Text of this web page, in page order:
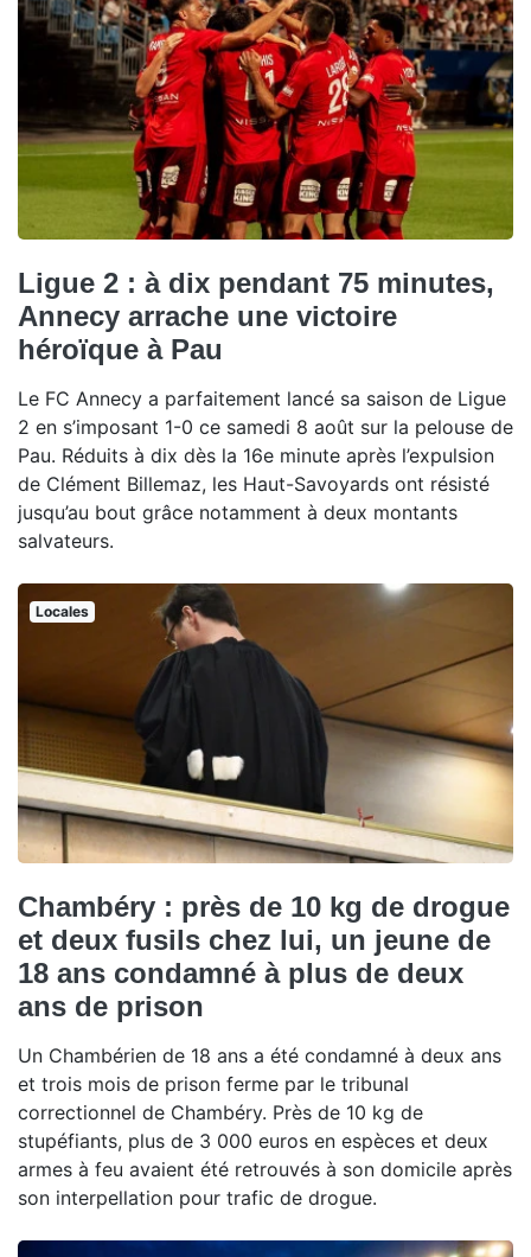
Ligue 2 : à dix pendant 75 minutes,
Annecy arrache une victoire
héroïque à Pau
Le FC Annecy a parfaitement lancé sa saison de Ligue
2 en s’imposant 1-0 ce samedi 8 août sur la pelouse de
Pau. Réduits à dix dès la 16e minute après l’expulsion
de Clément Billemaz, les Haut-Savoyards ont résisté
jusqu’au bout grâce notamment à deux montants
salvateurs.
Locales
Chambéry : près de 10 kg de drogue
et deux fusils chez lui, un jeune de
18 ans condamné à plus de deux
ans de prison
Un Chambérien de 18 ans a été condamné à deux ans
et trois mois de prison ferme par le tribunal
correctionnel de Chambéry. Près de 10 kg de
stupéfiants, plus de 3 000 euros en espèces et deux
armes à feu avaient été retrouvés à son domicile après
son interpellation pour trafic de drogue.